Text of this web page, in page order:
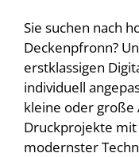
Sie suchen nach
Deckenpfronn?
erstklassigen
individuell
kleine oder große
Druckprojekte mit
modernster